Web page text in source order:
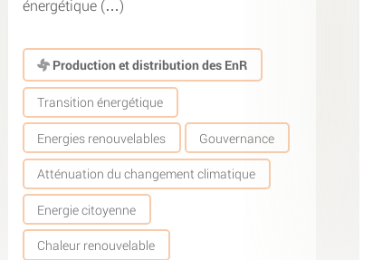
énergétique (…)
Production et distribution des EnR
Transition énergétique
Energies renouvelables Gouvernance
Atténuation du changement climatique
Energie citoyenne
Chaleur renouvelable